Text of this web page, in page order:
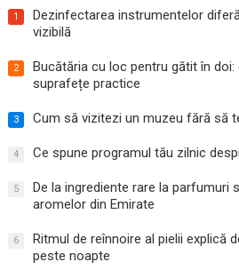
1
Dezinfectarea instrumentelor
vizibilă
2
Bucătăria cu loc pentru gătit în
suprafețe practice
3 Cum să vizitezi un muzeu fără să
4 Ce spune programul tău zilnic
5
De la ingrediente rare la parfumuri
aromelor din Emirate
6
Ritmul de reînnoire al pielii explică
peste noapte